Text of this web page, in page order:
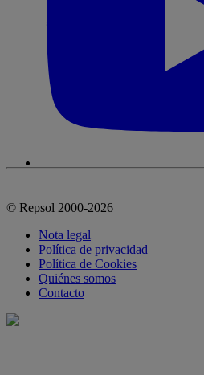
© Repsol 2000-2026
Nota legal
Política de privacidad
Política de Cookies
Quiénes somos
Contacto